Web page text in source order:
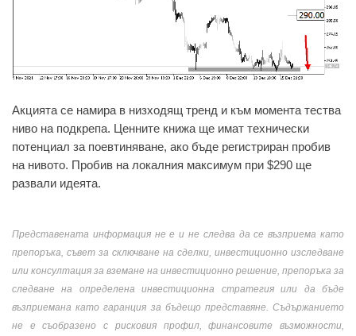
Акцията се намира в низходящ тренд и към момента тества
ниво на подкрепа. Ценните книжа ще имат технически
потенциал за поевтиняване, ако бъде регистриран пробив
на нивото. Пробив на локалния максимум при $290 ще
развали идеята.
Представената информация не е и не следва да се възприема като
препоръка, съвет за сключване на сделки, инвестиционно изследване
или консултация за вземане на инвестиционно решение, препоръка за
следване на определена инвестиционна стратегия или да бъде
възприемана като гаранция за бъдещо представяне. Съдържанието
не е съобразено с рисковия профил, финансовите възможности,